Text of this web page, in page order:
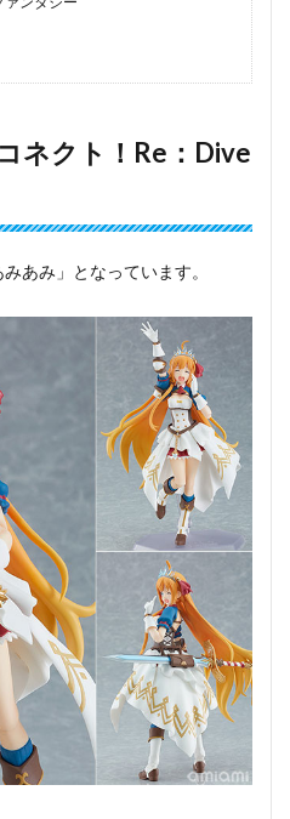
ネクト！Re：Dive
あみ」となっています。